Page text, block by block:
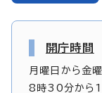
開庁時間
月曜日から金曜
8時30分から